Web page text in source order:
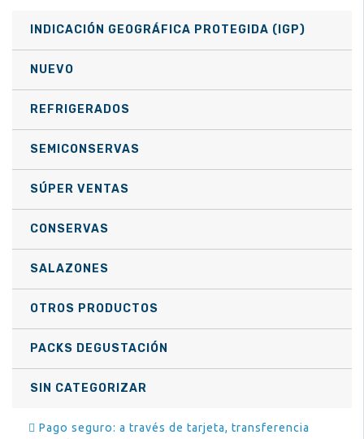
INDICACIÓN GEOGRÁFICA PROTEGIDA (IGP)
NUEVO
REFRIGERADOS
SEMICONSERVAS
SÚPER VENTAS
CONSERVAS
SALAZONES
OTROS PRODUCTOS
PACKS DEGUSTACIÓN
SIN CATEGORIZAR
Pago seguro: a través de tarjeta, transferencia